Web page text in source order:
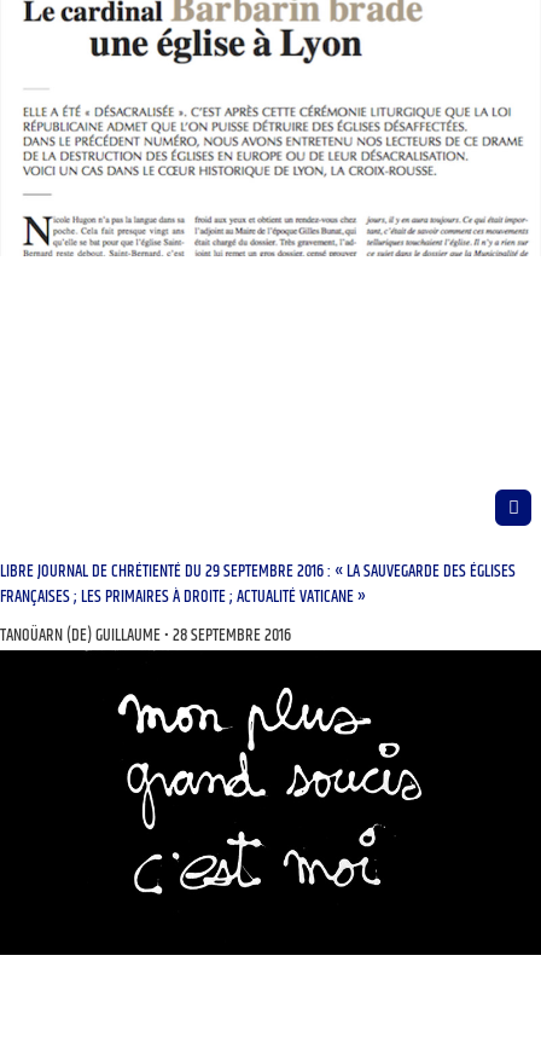
LIBRE JOURNAL DE CHRÉTIENTÉ DU 29 SEPTEMBRE 2016 : « LA SAUVEGARDE DES ÉGLISES
FRANÇAISES ; LES PRIMAIRES À DROITE ; ACTUALITÉ VATICANE »
TANOÜARN (DE) GUILLAUME 28 SEPTEMBRE 2016